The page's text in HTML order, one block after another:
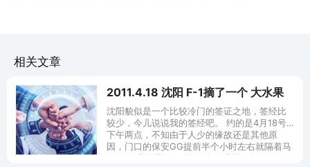
相关文章
2011.4.18 沈阳 F-1摘了一个 大水果
沈阳貌似是一个比较冷门的签证之地，签经比
较少，今儿说说我的签经吧。 约的是4月18号
下午两点，不知由于人少的缘故还是其他原
因，门口的保安GG提前半个小时左右就隔着马
路开始喊人进场了，提醒各位去沈阳签